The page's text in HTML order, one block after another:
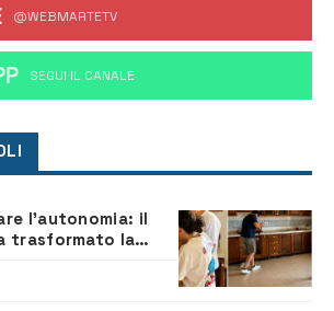
@WEBMARTETV
‎SEGUI IL CANALE
l’autonomia: il
trasformato la